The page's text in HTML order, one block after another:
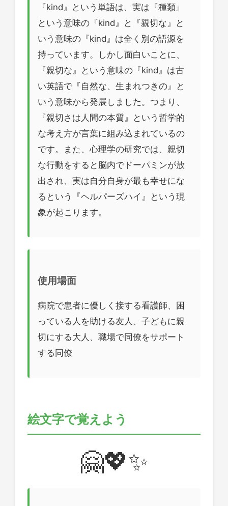
『kind』という単語は、実は『種類』
という意味の『kind』と『親切な』と
いう意味の『kind』は全く別の語源を
持っています。しかし面白いことに、
『親切な』という意味の『kind』は古
い英語で『自然な、生まれつきの』と
いう意味から発展しました。つまり、
『親切さは人間の本質』という哲学的
な考え方が言葉に組み込まれているの
です。また、心理学の研究では、親切
な行動をすると脳内でドーパミンが放
出され、実は自分自身が最も幸せにな
るという『ヘルパーズハイ』という現
象が起こります。
使用場面
病院で患者に優しく接する看護師、困
っている人を助ける友人、子どもに親
切にする大人、職場で同僚をサポート
する同僚
絵文字で覚えよう
🤗💖✨